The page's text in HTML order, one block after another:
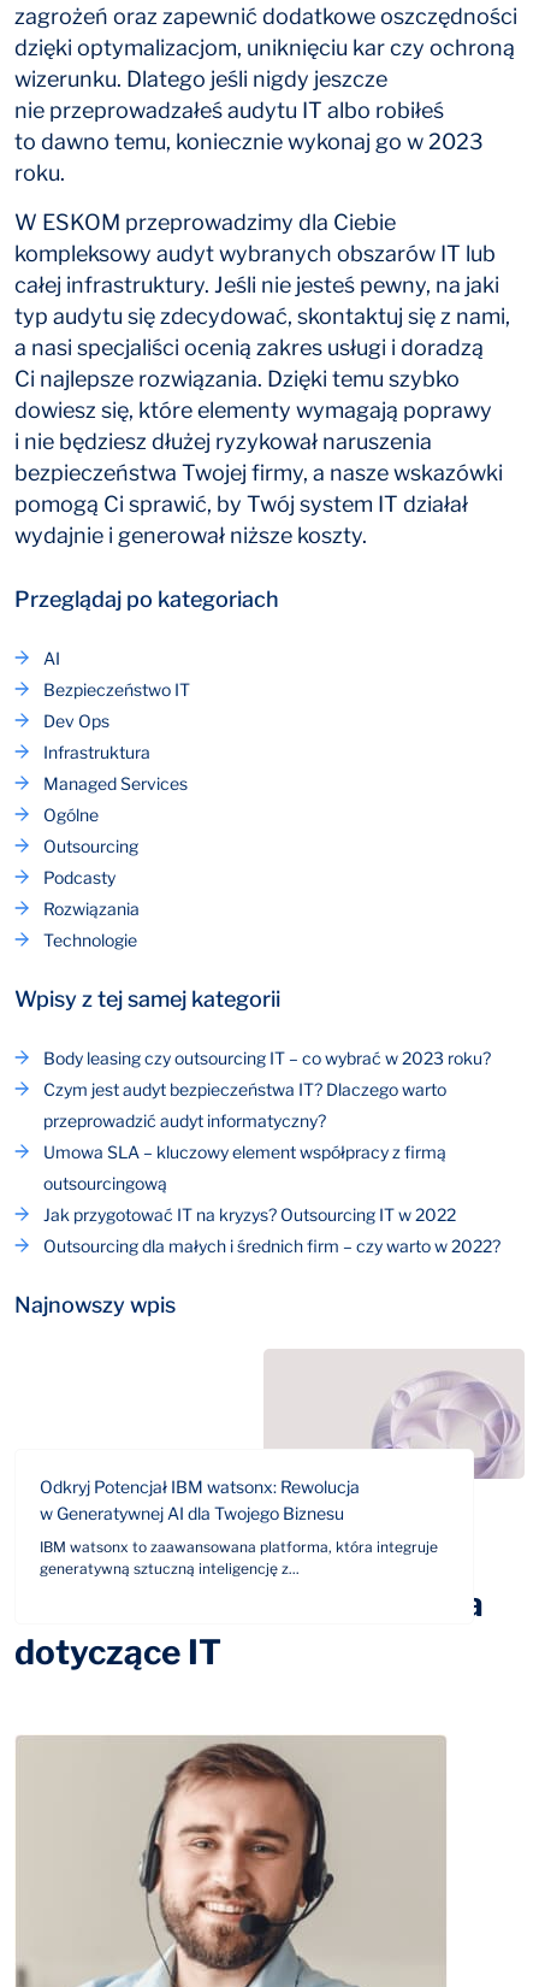
zagrożeń oraz zapewnić dodatkowe oszczędności
dzięki optymalizacjom, uniknięciu kar czy ochroną
wizerunku. Dlatego jeśli nigdy jeszcze
nie przeprowadzałeś audytu IT albo robiłeś
to dawno temu, koniecznie wykonaj go w 2023
roku.
W ESKOM przeprowadzimy dla Ciebie
kompleksowy audyt wybranych obszarów IT lub
całej infrastruktury. Jeśli nie jesteś pewny, na jaki
typ audytu się zdecydować, skontaktuj się z nami,
a nasi specjaliści ocenią zakres usługi i doradzą
Ci najlepsze rozwiązania. Dzięki temu szybko
dowiesz się, które elementy wymagają poprawy
i nie będziesz dłużej ryzykował naruszenia
bezpieczeństwa Twojej firmy, a nasze wskazówki
pomogą Ci sprawić, by Twój system IT działał
wydajnie i generował niższe koszty.
Przeglądaj po kategoriach
AI
Bezpieczeństwo IT
Dev Ops
Infrastruktura
Managed Services
Ogólne
Outsourcing
Podcasty
Rozwiązania
Technologie
Wpisy z tej samej kategorii
Body leasing czy outsourcing IT – co wybrać w 2023 roku?
Czym jest audyt bezpieczeństwa IT? Dlaczego warto
przeprowadzić audyt informatyczny?
Umowa SLA – kluczowy element współpracy z firmą
outsourcingową
Jak przygotować IT na kryzys? Outsourcing IT w 2022
Outsourcing dla małych i średnich firm – czy warto w 2022?
Najnowszy wpis
Odkryj Potencjał IBM watsonx: Rewolucja
w Generatywnej AI dla Twojego Biznesu
IBM watsonx to zaawansowana platforma, która integruje
generatywną sztuczną inteligencję z...
Odpowiemy na Twoje pytania
dotyczące IT